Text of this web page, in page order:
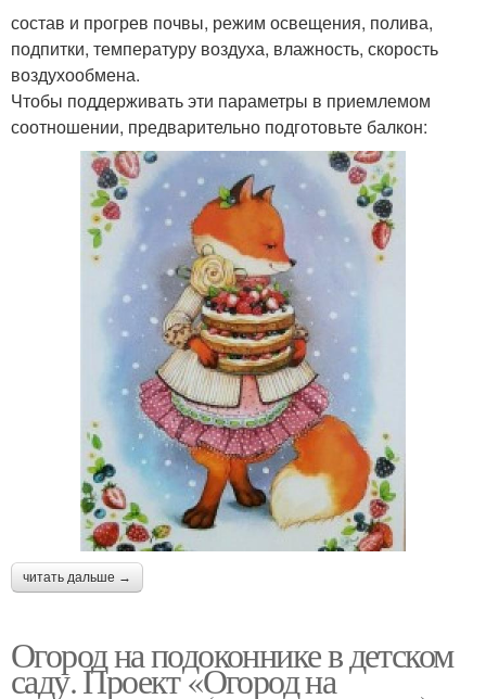
состав и прогрев почвы, режим освещения, полива,
подпитки, температуру воздуха, влажность, скорость
воздухообмена.
Чтобы поддерживать эти параметры в приемлемом
соотношении, предварительно подготовьте балкон:
читать дальше →
Огород на подоконнике в детском
саду. Проект «Огород на